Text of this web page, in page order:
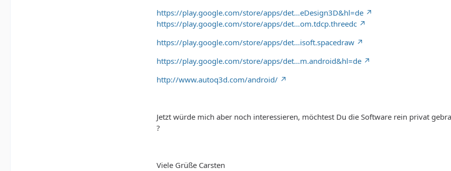
https://play.google.com/store/apps/det…eDesign3D&hl=de
https://play.google.com/store/apps/det…om.tdcp.threedc
https://play.google.com/store/apps/det…isoft.spacedraw
https://play.google.com/store/apps/det…m.android&hl=de
http://www.autoq3d.com/android/
Jetzt würde mich aber noch interessieren, möchtest Du die Software rein privat
?
Viele Grüße Carsten